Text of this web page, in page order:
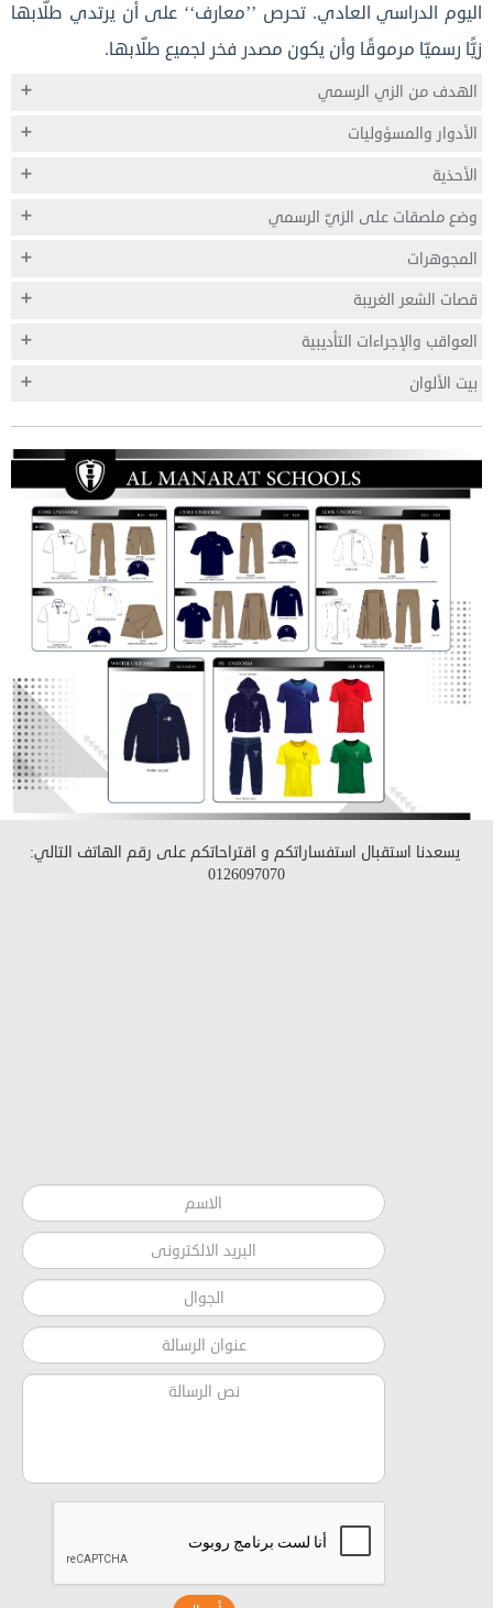
اليوم الدراسي العادي. تحرص ’’معارف‘‘ على أن يرتدي طلّابها
زيًّا رسميّا مرموقًا وأن يكون مصدر فخر لجميع طلّابها.
الهدف من الزي الرسمي
الأدوار والمسؤوليات
الأحذية
وضع ملصقات على الزيّ الرسمي
المجوهرات
قصات الشعر الغريبة
العواقب والإجراءات التأديبية
بيت الألوان
يسعدنا استقبال استفساراتكم و اقتراحاتكم على رقم الهاتف التالي:
0126097070